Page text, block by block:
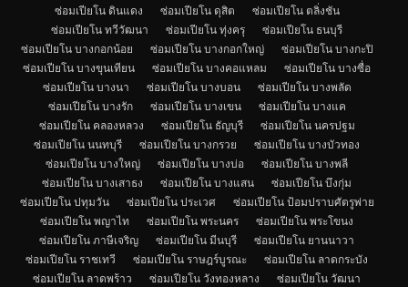
ซ่อมเปียโน ดินแดง
ซ่อมเปียโน ดุสิต
ซ่อมเปียโน ตลิ่งชัน
ซ่อมเปียโน ทวีวัฒนา
ซ่อมเปียโน ทุ่งครุ
ซ่อมเปียโน ธนบุรี
ซ่อมเปียโน บางกอกน้อย
ซ่อมเปียโน บางกอกใหญ่
ซ่อมเปียโน บางกะปิ
ซ่อมเปียโน บางขุนเทียน
ซ่อมเปียโน บางคอแหลม
ซ่อมเปียโน บางซื่อ
ซ่อมเปียโน บางนา
ซ่อมเปียโน บางบอน
ซ่อมเปียโน บางพลัด
ซ่อมเปียโน บางรัก
ซ่อมเปียโน บางเขน
ซ่อมเปียโน บางแค
ซ่อมเปียโน คลองหลวง
ซ่อมเปียโน ธัญบุรี
ซ่อมเปียโน นครปฐม
ซ่อมเปียโน นนทบุรี
ซ่อมเปียโน บางกรวย
ซ่อมเปียโน บางบัวทอง
ซ่อมเปียโน บางใหญ่
ซ่อมเปียโน บางบ่อ
ซ่อมเปียโน บางพลี
ซ่อมเปียโน บางเสาธง
ซ่อมเปียโน บางแสน
ซ่อมเปียโน บึงกุ่ม
ซ่อมเปียโน ปทุมวัน
ซ่อมเปียโน ประเวศ
ซ่อมเปียโน ป้อมปราบศัตรูพ่าย
ซ่อมเปียโน พญาไท
ซ่อมเปียโน พระนคร
ซ่อมเปียโน พระโขนง
ซ่อมเปียโน ภาษีเจริญ
ซ่อมเปียโน มีนบุรี
ซ่อมเปียโน ยานนาวา
ซ่อมเปียโน ราชเทวี
ซ่อมเปียโน ราษฎร์บูรณะ
ซ่อมเปียโน ลาดกระบัง
ซ่อมเปียโน ลาดพร้าว
ซ่อมเปียโน วังทองหลาง
ซ่อมเปียโน วัฒนา